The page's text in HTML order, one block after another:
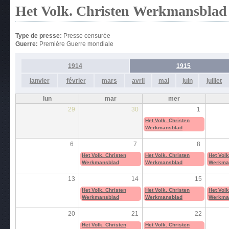
Het Volk. Christen Werkmansblad
Type de presse: Presse censurée
Guerre: Première Guerre mondiale
1914 1915
janvier février mars avril mai juin juillet
lun mar
mer
29
30 1
Het Volk. Christen
Werkmansblad
6 7 8
Het Volk. Christen
Werkmansblad
Het Volk. Christen
Werkmansblad
Het
13 14 15
Het Volk. Christen
Werkmansblad
Het Volk. Christen
Werkmansblad
Het
20 21 22
Het Volk. Christen
Het Volk. Christen